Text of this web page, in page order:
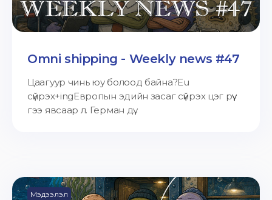
Omni shipping - Weekly news #47
Цаагуур чинь юу болоод байна?Eu
сүйрэх+ingЕвропын эдийн засаг сүйрэх цэг рүү
гээ явсаар л. Герман дү...
Мэдээлэл